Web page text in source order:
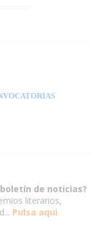
de noticias?
literarios,
Pulsa aqui